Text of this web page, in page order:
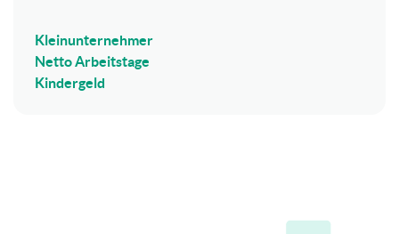
Kleinunternehmer
Netto Arbeitstage
Kindergeld